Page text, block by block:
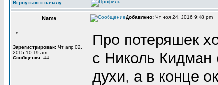
Вернуться к началу
Name Добавлено: Чт ноя 24, 2016 9:48 pm
*
Зарегистрирован: Чт апр 02,
2015 10:19 am
Сообщения: 44
Про потеряшек
с Николь Кидман
духи, а в конце